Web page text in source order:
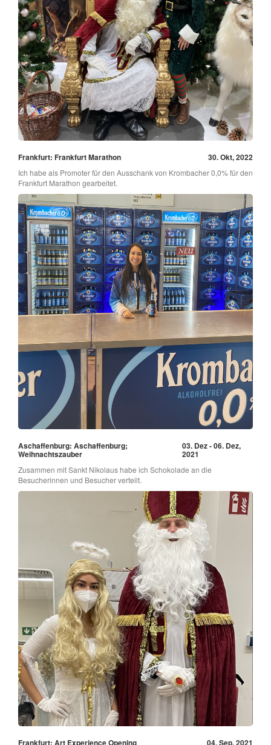
Frankfurt: Frankfurt Marathon 30. Okt, 2022
Ich habe als Promoter für den Ausschank von Krombacher 0,0% für den
Frankfurt Marathon gearbeitet.
Aschaffenburg: Aschaffenburg;
Weihnachtszauber
03. Dez - 06. Dez,
2021
Zusammen mit Sankt Nikolaus habe ich Schokolade an die
Besucherinnen und Besucher verteilt.
Frankfurt: Art Experience Opening 04. Sep, 2021